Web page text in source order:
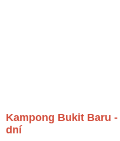
Kampong Bukit Baru
dní